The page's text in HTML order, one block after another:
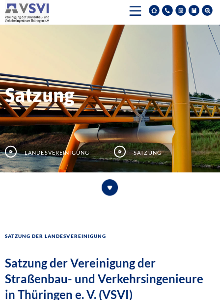
Satzung
Landesvereinigung Satzung
Satzung der Landesvereinigung
Satzung der Vereinigung der
Straßenbau- und Verkehrsingenieure
in Thüringen e. V. (VSVI)